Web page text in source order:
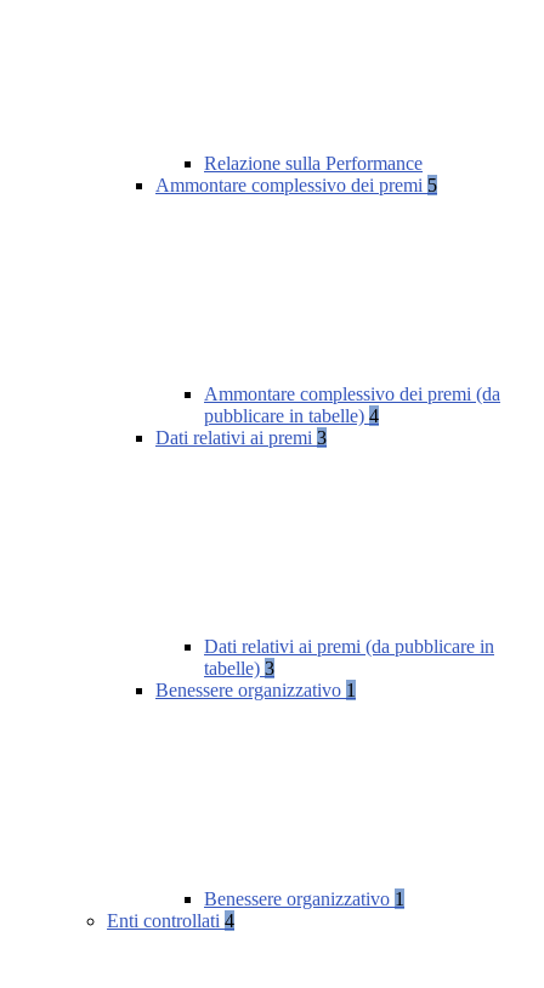
Relazione sulla Performance
Ammontare complessivo dei premi 5
Ammontare complessivo dei premi (da
pubblicare in tabelle) 4
Dati relativi ai premi 3
Dati relativi ai premi (da pubblicare in
tabelle) 3
Benessere organizzativo 1
Benessere organizzativo 1
Enti controllati 4